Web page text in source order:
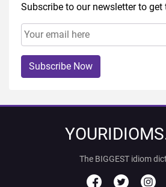
Subscribe to our newsletter to get
Subscribe Now
The BIGGEST idiom